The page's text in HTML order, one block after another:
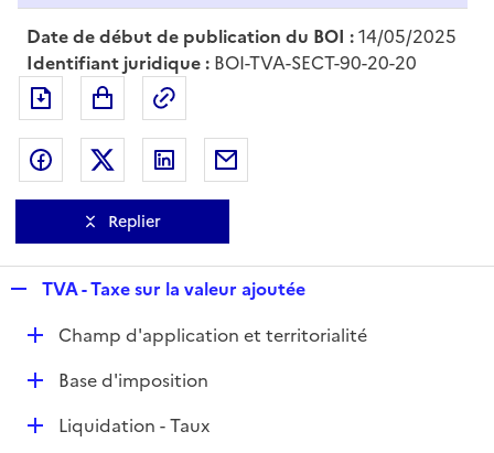
Date de début de publication du BOI :14/05/2025
Identifiant juridique : BOI-TVA-SECT-90-20-20
Exporter le document au format pdf
Partager sur Facebook
Partager sur Twitter
Partager sur LinkedIn
Replier
p
l
i
e
TVA - Taxe sur la valeur ajoutée
DChamp d'application et territorialité
DBase d'imposition
DLiquidation - Taux